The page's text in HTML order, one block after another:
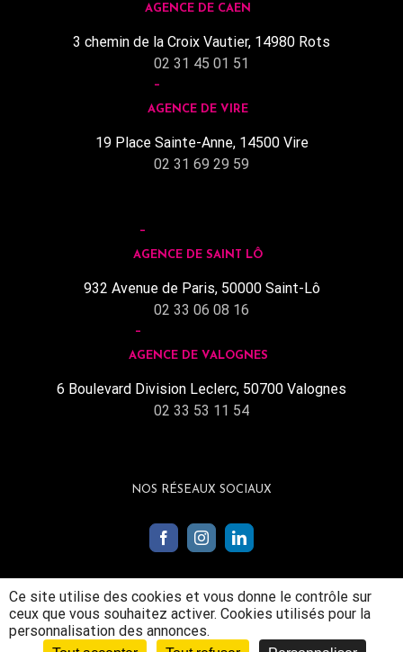
AGENCE DE CAEN
3 chemin de la Croix Vautier, 14980 Rots
02 31 45 01 51
AGENCE DE VIRE
19 Place Sainte-Anne, 14500 Vire
02 31 69 29 59
AGENCE DE SAINT LÔ
932 Avenue de Paris, 50000 Saint-Lô
02 33 06 08 16
AGENCE DE VALOGNES
6 Boulevard Division Leclerc, 50700 Valognes
02 33 53 11 54
NOS RÉSEAUX SOCIAUX
Ce site utilise des cookies et vous donne le contrôle sur
ceux que vous souhaitez activer. Cookies utilisés pour la
personnalisation des annonces.